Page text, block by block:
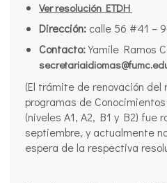
Ver resolución ETDH
Dirección: calle 56 #41 –
Contacto:Yamile Ramos
(El trámite de renovación del
programas de
(niveles A1, A2, B1 y B2) fue
septiembre, y actualmente
espera de la respectiva